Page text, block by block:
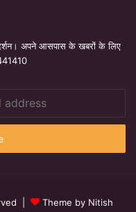
अपने आसपास के खबरों के लिए
| Theme by Nitish